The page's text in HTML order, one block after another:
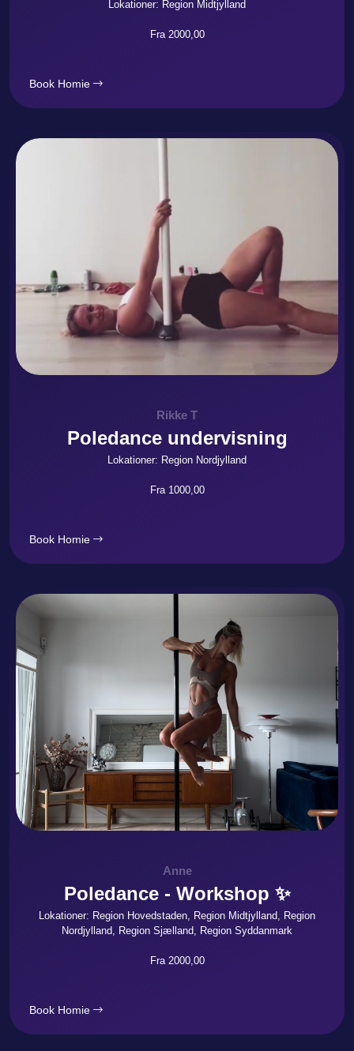
Lokationer: Region Midtjylland
Fra 2000,00
Book Homie
Rikke T
Poledance undervisning
Lokationer: Region Nordjylland
Fra 1000,00
Book Homie
Anne
Poledance - Workshop ✨
Lokationer: Region Hovedstaden, Region Midtjylland, Region
Nordjylland, Region Sjælland, Region Syddanmark
Fra 2000,00
Book Homie